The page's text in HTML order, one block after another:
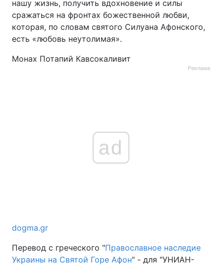
нашу жизнь, получить вдохновение и силы
сражаться на фронтах божественной любви,
которая, по словам святого Силуана Афонского,
есть «любовь неутолимая».
Монах Потапий Кавсокаливит
Реклама
ad
dogma.gr
Перевод с греческого "Православное наследие
Украины на Святой Горе Афон" - для "УНИАН-